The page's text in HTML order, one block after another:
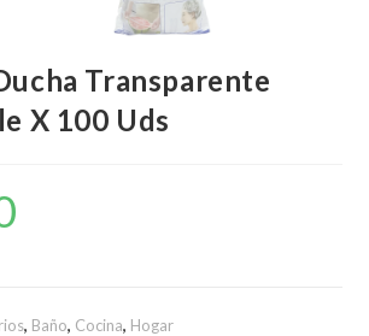
Transparente
X 100 Uds
, Baño, Cocina, Hogar